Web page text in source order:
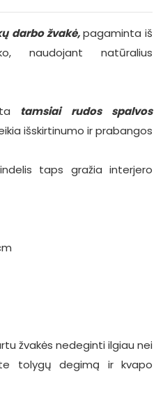
darbo žvakė,pagaminta iš
naudojant natūralius
tamsiai rudosspalvos
išskirtinumo ir prabangos
taps gražia interjero
žvakės nedeginti ilgiau nei
tolygų degimą ir kvapo